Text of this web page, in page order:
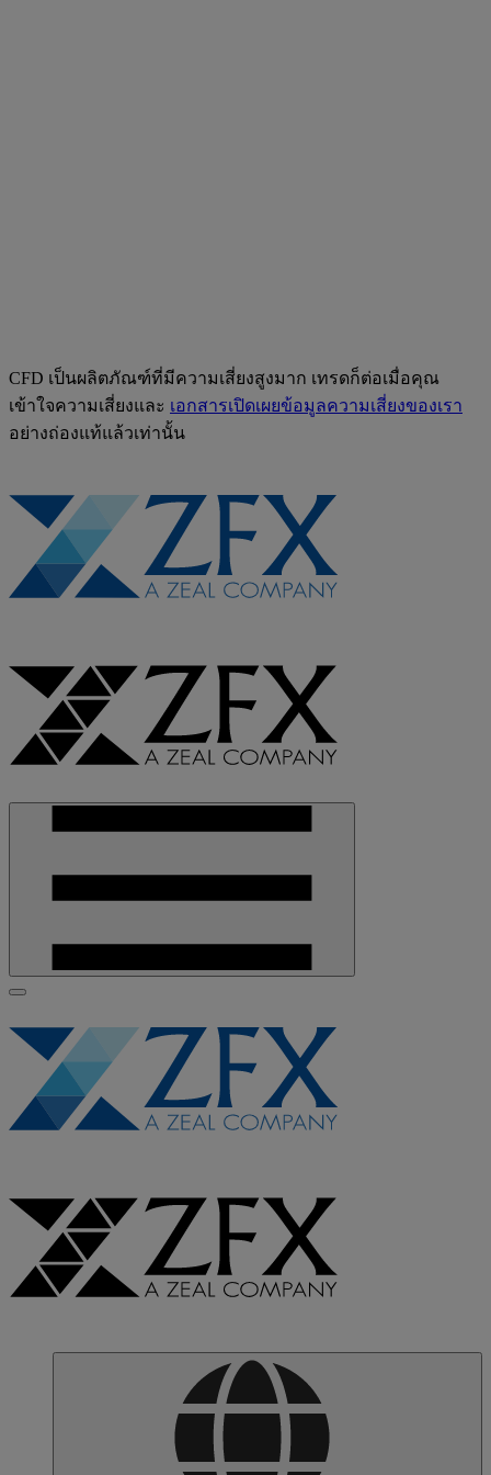
CFD เป็นผลิตภัณฑ์ที่มีความเสี่ยงสูงมาก เทรดก็ต่อเมื่อคุณ
เข้าใจความเสี่ยงและ เอกสารเปิดเผยข้อมูลความเสี่ยงของเรา
อย่างถ่องแท้แล้วเท่านั้น